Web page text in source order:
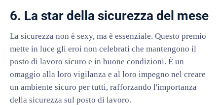
6. La star della sicurezza del mese
La sicurezza non è sexy, ma è essenziale. Questo premio
mette in luce gli eroi non celebrati che mantengono il
posto di lavoro sicuro e in buone condizioni. È un
omaggio alla loro vigilanza e al loro impegno nel creare
un ambiente sicuro per tutti, rafforzando l'importanza
della sicurezza sul posto di lavoro.